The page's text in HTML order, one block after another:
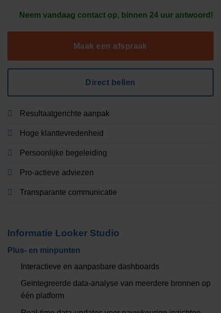
Neem vandaag contact op, binnen 24 uur antwoord!
Maak een afspraak
Direct bellen
Resultaatgerichte aanpak
Hoge klanttevredenheid
Persoonlijke begeleiding
Pro-actieve adviezen
Transparante communicatie
Informatie Looker Studio
Plus- en minpunten
Interactieve en aanpasbare dashboards
Geïntegreerde data-analyse van meerdere bronnen op
één platform